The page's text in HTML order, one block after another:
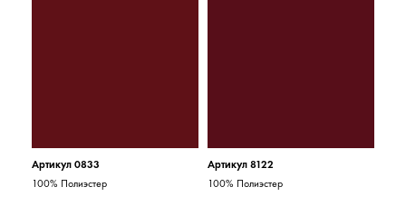
Артикул 0833
100% Полиэстер
Артикул 8122
100% Полиэстер